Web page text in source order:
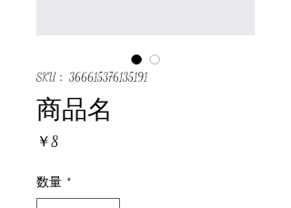
SKU： 366615376135191
商品名
￥8価
数量 *